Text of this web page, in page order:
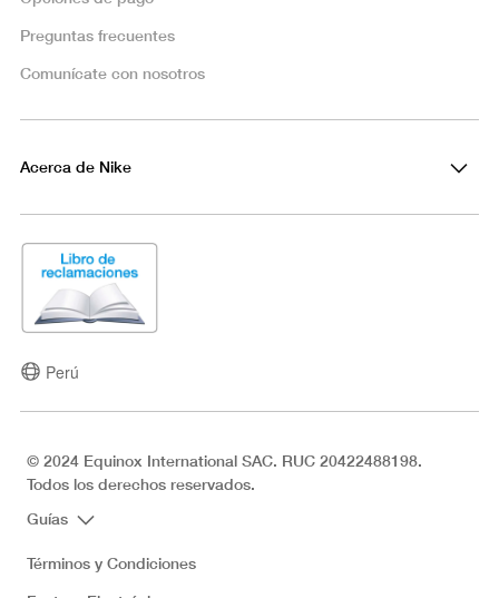
Preguntas frecuentes
Comunícate con nosotros
Acerca de Nike
Perú
© 2024 Equinox International SAC. RUC 20422488198.
Todos los derechos reservados.
Guías
Términos y Condiciones